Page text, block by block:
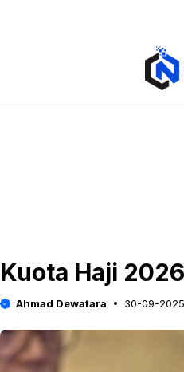
Kuota Haji
Ahmad Dewatara 30-09-